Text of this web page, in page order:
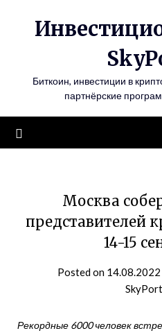
Биткоин, инвестиции в
партнёрские
Москва
представителей
14-15
Posted on 14.08.2022
Рекордные 6000 человек